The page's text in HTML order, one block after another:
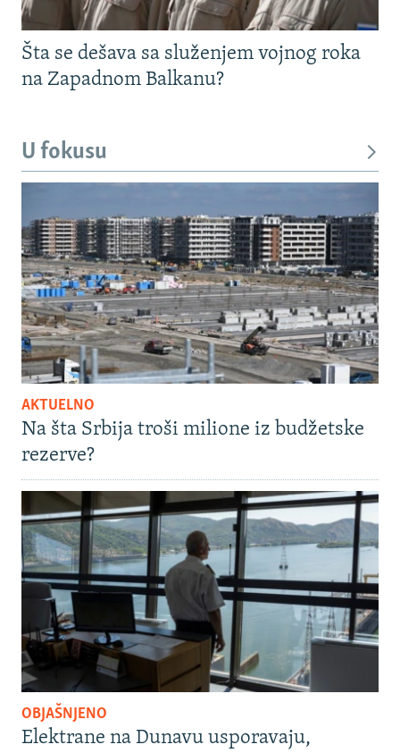
Šta se dešava sa služenjem vojnog roka
na Zapadnom Balkanu?
U fokusu
AKTUELNO
Na šta Srbija troši milione iz budžetske
rezerve?
OBJAŠNJENO
Elektrane na Dunavu usporavaju,